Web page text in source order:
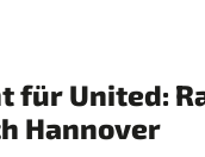
für United:
Hannover